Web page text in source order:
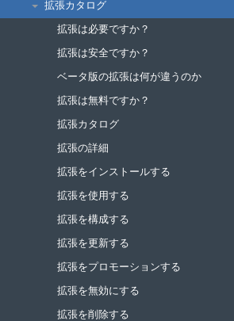
拡張カタログ
拡張は必要ですか？
拡張は安全ですか？
ベータ版の拡張は何が違うのか
拡張は無料ですか？
拡張カタログ
拡張の詳細
拡張をインストールする
拡張を使用する
拡張を構成する
拡張を更新する
拡張をプロモーションする
拡張を無効にする
拡張を削除する